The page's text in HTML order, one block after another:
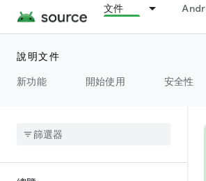
文件
說明文件
新功能
開始使用 安全性